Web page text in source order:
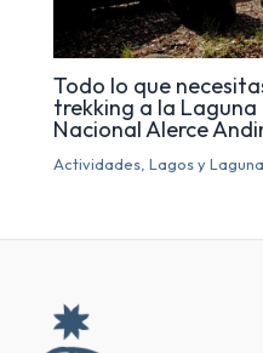
Todo lo que
trekking a la
Nacional Alerce
Actividades,Lagos y